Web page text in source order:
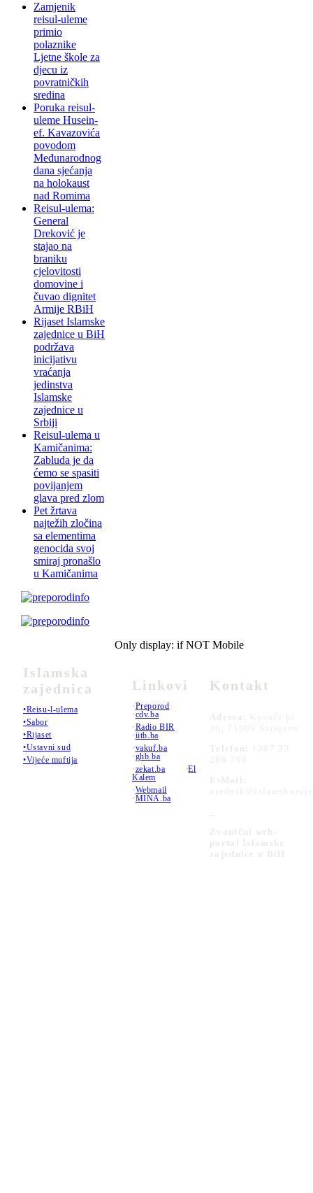
Zamjenik
reisul-uleme
primio
polaznike
Ljetne škole za
djecu iz
povratničkih
sredina
Poruka reisul-
uleme Husein-
ef. Kavazovića
povodom
Međunarodnog
dana sjećanja
na holokaust
nad Romima
Reisul-ulema:
General
Dreković je
stajao na
braniku
cjelovitosti
domovine i
čuvao dignitet
Armije RBiH
Rijaset Islamske
zajednice u BiH
podržava
inicijativu
vraćanja
jedinstva
Islamske
zajednice u
Srbiji
Reisul-ulema u
Kamičanima:
Zabluda je da
ćemo se spasiti
povijanjem
glava pred zlom
Pet žrtava
najtežih zločina
sa elementima
genocida svoj
smiraj pronašlo
u Kamičanima
Islamska
zajednica
•Reisu-l-ulema
•Sabor
•Rijaset
•Ustavni sud
•Vijeće muftija
Only display: if NOT Mobile
Linkovi
•Preporod
•cdv.ba
•Radio BIR
•iitb.ba
•vakuf.ba
•ghb.ba
•zekat.ba •El
Kalem
•Webmail
•MINA.ba
Kontakt
Adresa:
Kovači br.
36, 71000 Sarajevo
Telefon:
+387 33
289 700
E-Mail:
Zvanični web-
portal Islamske
zajednice u BiH